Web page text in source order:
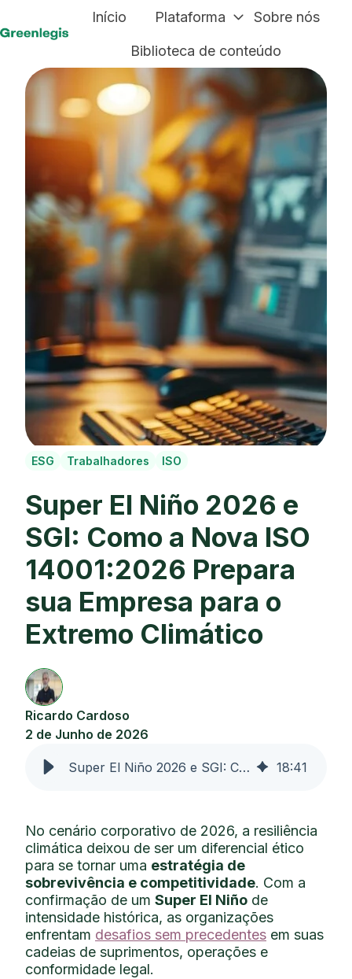
Início Plataforma Sobre nós
Biblioteca de conteúdo
ESG Trabalhadores ISO
Super El Niño 2026 e
SGI: Como a Nova ISO
14001:2026 Prepara
sua Empresa para o
Extremo Climático
Ricardo Cardoso
2 de Junho de 2026
Super El Niño 2026 e SGI: Como a Nova ISO 14001:2026 Prepara sua Empresa para o Extremo Climático 18:41
No cenário corporativo de 2026, a resiliência
climática deixou de ser um diferencial ético
para se tornar uma estratégia de
sobrevivência e competitividade. Com a
confirmação de um Super El Niño de
intensidade histórica, as organizações
enfrentam desafios sem precedentes em suas
cadeias de suprimentos, operações e
conformidade legal.